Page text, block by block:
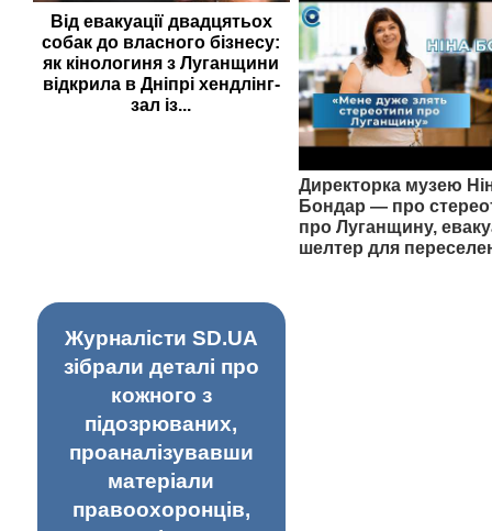
Від евакуації двадцятьох
собак до власного бізнесу:
як кінологиня з Луганщини
відкрила в Дніпрі хендлінг-
зал із...
Директорка музею
Бондар — про
про Луганщину,
шелтер для
Журналісти SD.UA
зібрали деталі про
кожного з
підозрюваних,
проаналізувавши
матеріали
правоохоронців,